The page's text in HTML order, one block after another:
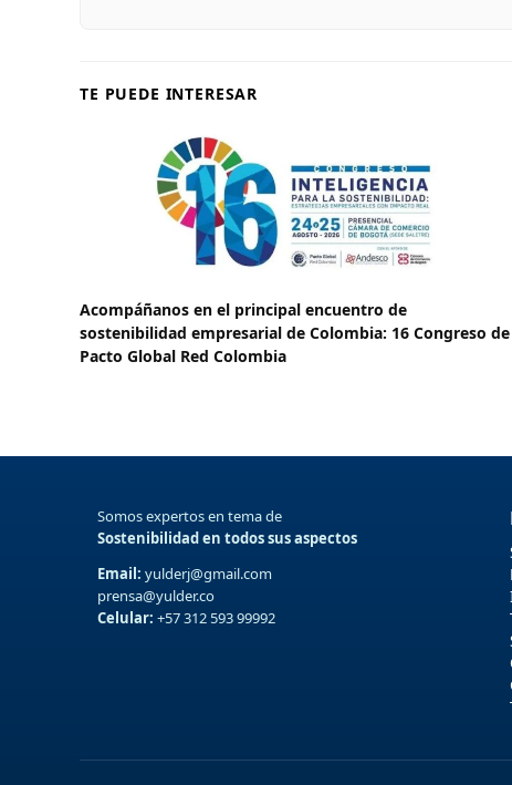
TE PUEDE INTERESAR
Acompáñanos en el principal encuentro de
sostenibilidad empresarial de Colombia: 16 Congreso de
Pacto Global Red Colombia
Somos expertos en tema de
Sostenibilidad en todos sus aspectos
Email: yulderj@gmail.com
prensa@yulder.co
Celular: +57 312 593 99992